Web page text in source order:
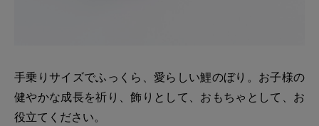
手乗りサイズでふっくら、愛らしい鯉のぼり。お子様の
健やかな成長を祈り、飾りとして、おもちゃとして、お
役立てください。